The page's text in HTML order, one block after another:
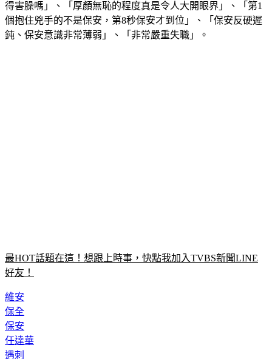
得害臊嗎」、「厚顏無恥的程度真是令人大開眼界」、「第1
個抱住兇手的不是保安，第8秒保安才到位」、「保安反硬遲
鈍、保安意識非常薄弱」、「非常嚴重失職」。
最HOT話題在這！想跟上時事，快點我加入TVBS新聞LINE
好友！
維安
保全
保安
任達華
遇刺